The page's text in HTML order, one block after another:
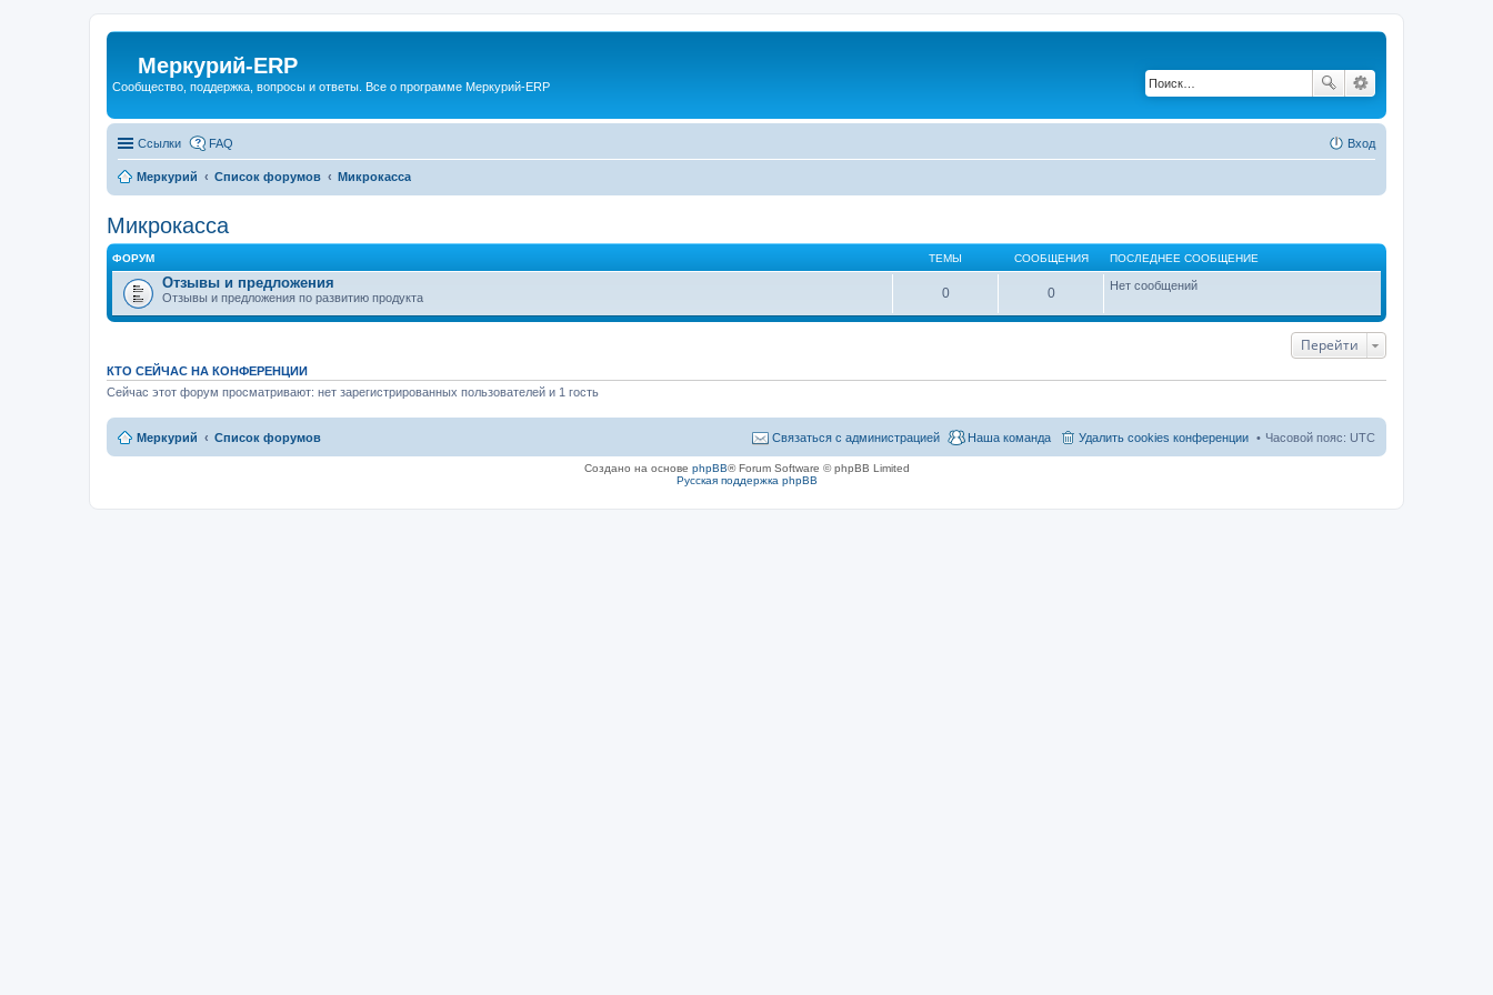
Меркурий-ERP
Сообщество, поддержка, вопросы и ответы. Все о программе Меркурий-ERP
Ссылки FAQ Вход
Меркурий Список форумов Микрокасса
Микрокасса
ФОРУМ ТЕМЫ СООБЩЕНИЯ ПОСЛЕДНЕЕ СООБЩЕНИЕ
Отзывы и предложения
Отзывы и предложения по развитию продукта 0 0 Нет сообщений
Перейти
КТО СЕЙЧАС НА КОНФЕРЕНЦИИ
Сейчас этот форум просматривают: нет зарегистрированных пользователей и 1 гость
Меркурий Список форумов Часовой пояс: UTC
Удалить cookies конференции
Наша команда
Связаться с администрацией
Создано на основе phpBB® Forum Software © phpBB Limited
Русская поддержка phpBB